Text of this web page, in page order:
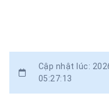
Cập nhật lúc:
05:27:13